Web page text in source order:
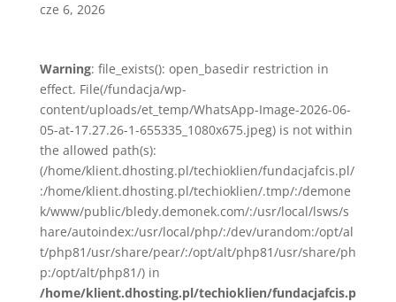
cze 6, 2026
Warning: file_exists(): open_basedir restriction in
effect. File(/fundacja/wp-
content/uploads/et_temp/WhatsApp-Image-2026-06-
05-at-17.27.26-1-655335_1080x675.jpeg) is not within
the allowed path(s):
(/home/klient.dhosting.pl/techioklien/fundacjafcis.pl/
:/home/klient.dhosting.pl/techioklien/.tmp/:/demone
k/www/public/bledy.demonek.com/:/usr/local/lsws/s
hare/autoindex:/usr/local/php/:/dev/urandom:/opt/al
t/php81/usr/share/pear/:/opt/alt/php81/usr/share/ph
p:/opt/alt/php81/) in
/home/klient.dhosting.pl/techioklien/fundacjafcis.p